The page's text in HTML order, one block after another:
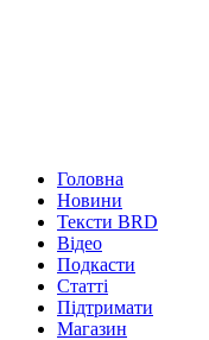
Головна
Новини
Тексти BRD
Відео
Подкасти
Статті
Підтримати
Магазин